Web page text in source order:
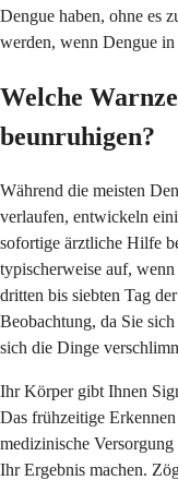
Dengue haben, ohne es
werden, wenn Dengue
Welche
beunruhigen?
Während die meisten
verlaufen, entwickeln
sofortige ärztliche Hilfe
typischerweise auf,
dritten bis siebten Tag
Beobachtung, da Sie
sich die Dinge
Ihr Körper gibt Ihnen
Das frühzeitige
medizinische
Ihr Ergebnis machen.